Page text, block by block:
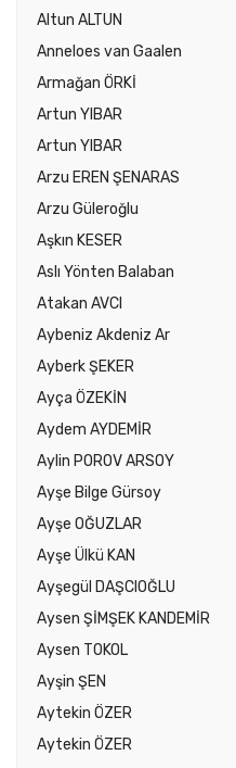
Altun ALTUN
Anneloes van Gaalen
Armağan ÖRKİ
Artun YIBAR
Artun YIBAR
Arzu EREN ŞENARAS
Arzu Güleroğlu
Aşkın KESER
Aslı Yönten Balaban
Atakan AVCI
Aybeniz Akdeniz Ar
Ayberk ŞEKER
Ayça ÖZEKİN
Aydem AYDEMİR
Aylin POROV ARSOY
Ayşe Bilge Gürsoy
Ayşe OĞUZLAR
Ayşe Ülkü KAN
Ayşegül DAŞCIOĞLU
Aysen ŞİMŞEK KANDEMİR
Aysen TOKOL
Ayşin ŞEN
Aytekin ÖZER
Aytekin ÖZER